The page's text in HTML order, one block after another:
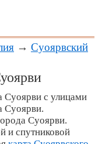
→ Суоярвский
Суоярви с улицами
Суоярви.
Суоярви.
и спутниковой